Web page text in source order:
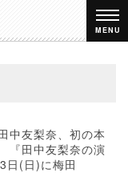
MENU
中友梨奈、初の本
『田中友梨奈の演
日(日)に梅田